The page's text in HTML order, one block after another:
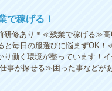
で稼げる！
修あり＊≪残業で稼げる≫高
と毎日の服選びに悩まずOK
働く環境が整っています！
事が探せる≫困った事などが